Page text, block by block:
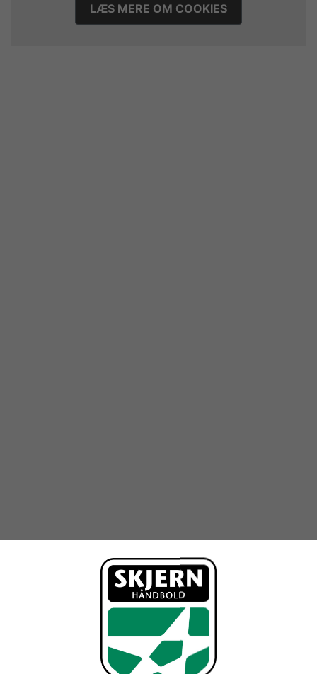
LÆS MERE OM COOKIES